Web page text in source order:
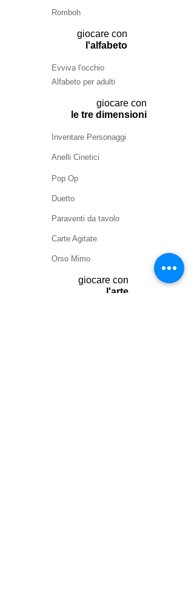
Romboh
giocare con
l'alfabeto
Evviva l'occhio
Alfabeto per adulti
giocare con
le tre dimensioni
Inventare Personaggi
Anelli Cinetici
Pop Op
Duetto
Paraventi da tavolo
Carte Agitate
Orso Mimo
giocare con
l'arte